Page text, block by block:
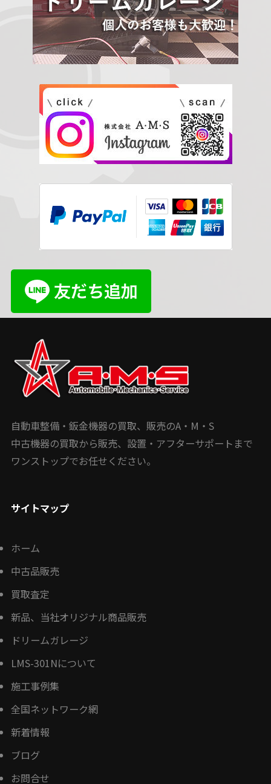
自動車整備・鈑金機器の買取、販売のA・M・S
中古機器の買取から販売、設置・アフターサポートまで
ワンストップでお任せください。
サイトマップ
ホーム
中古品販売
買取査定
新品、当社オリジナル商品販売
ドリームガレージ
LMS-301Nについて
施工事例集
全国ネットワーク網
新着情報
ブログ
お問合せ